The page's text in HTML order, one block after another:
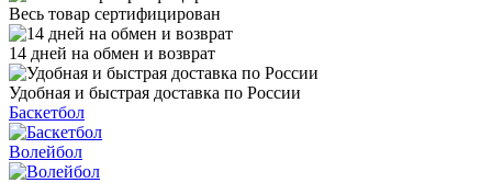
Весь товар сертифицирован
14 дней на обмен и возврат
Удобная и быстрая доставка по России
Баскетбол
Волейбол